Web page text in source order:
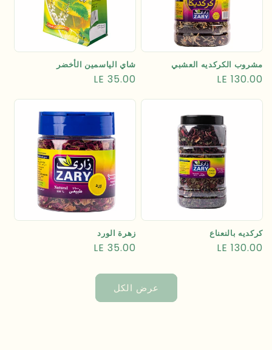
مشروب الكركديه العشبي
السعر
LE 130.00
شاي الياسمين الأخضر
السعر
LE 35.00
كركديه بالنعناع
السعر
LE 130.00
زهرة الورد
السعر
LE 35.00
عرض الكل